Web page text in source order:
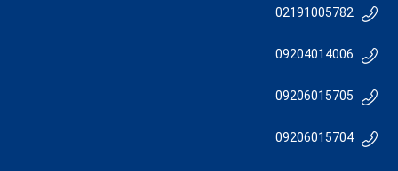
02191005782
09204014006
09206015705
09206015704